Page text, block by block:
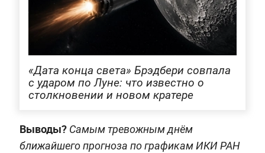
«Дата конца света» Брэдбери совпала
с ударом по Луне: что известно о
столкновении и новом кратере
Выводы? Самым тревожным днём
ближайшего прогноза по графикам ИКИ РАН